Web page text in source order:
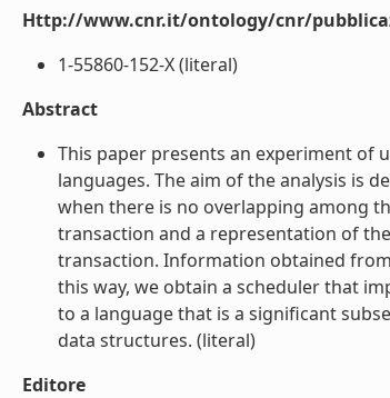
Http://www.cnr.it/ontology/cnr/
1-55860-152-X (literal)
Abstract
This paper presents an experiment
languages. The aim of the analysis is
when there is no overlapping among
transaction and a representation of
transaction. Information obtained
this way, we obtain a scheduler that
to a language that is a significant
data structures. (literal)
Editore